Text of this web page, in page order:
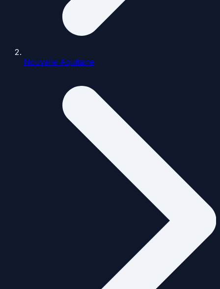
Nouvelle-Aquitaine